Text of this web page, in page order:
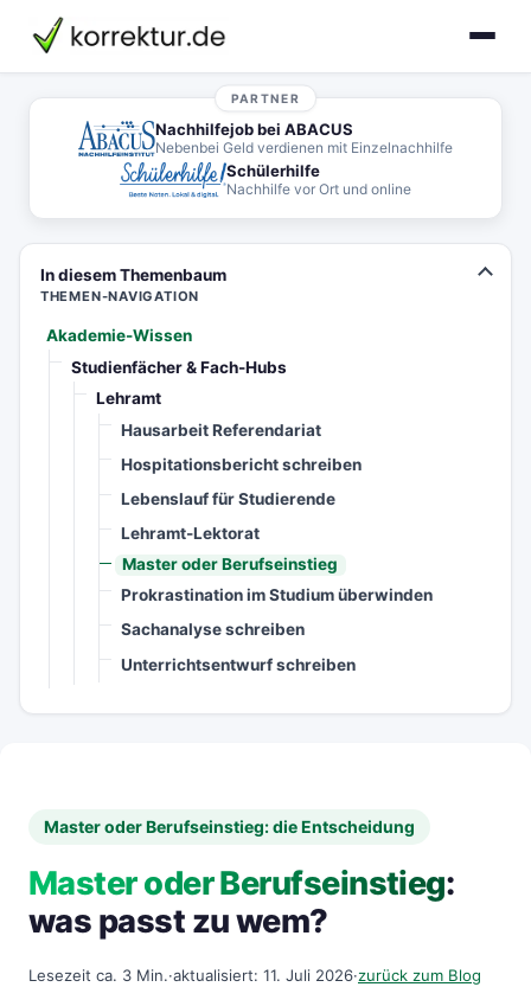
korrektur.de
PARTNER
Nachhilfejob bei ABACUS
Nebenbei Geld verdienen mit Einzelnachhilfe
Schülerhilfe
Nachhilfe vor Ort und online
In diesem Themenbaum
THEMEN-NAVIGATION
Akademie-Wissen
Studienfächer & Fach-Hubs
Lehramt
Hausarbeit Referendariat
Hospitationsbericht schreiben
Lebenslauf für Studierende
Lehramt-Lektorat
Master oder Berufseinstieg
Prokrastination im Studium überwinden
Sachanalyse schreiben
Unterrichtsentwurf schreiben
Master oder Berufseinstieg: die Entscheidung
Master oder Berufseinstieg:
was passt zu wem?
Lesezeit ca. 3 Min.·aktualisiert: 11. Juli 2026·zurück zum Blog